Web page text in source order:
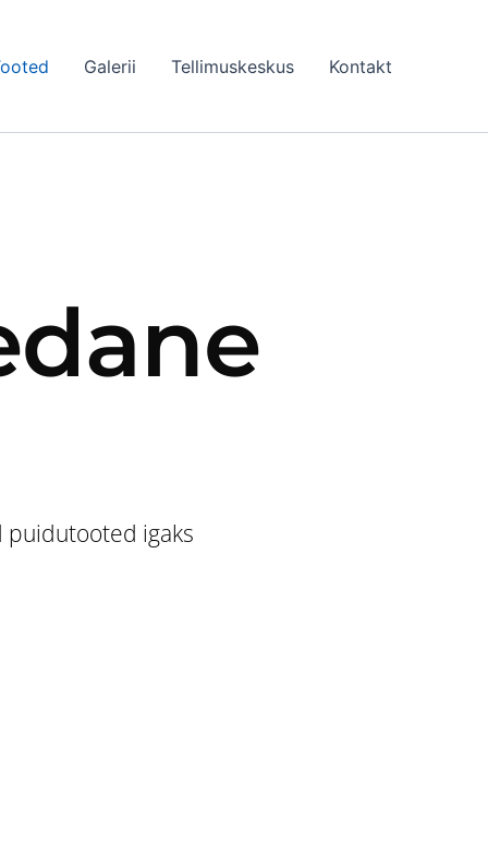
Galerii Tellimuskeskus Kontakt
puidutooted igaks